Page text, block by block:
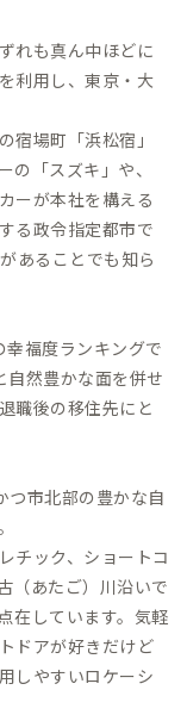
れも真ん中ほどに
利用し、東京・大
宿場町「浜松宿」
の「スズキ」や、
ーが本社を構える
る政令指定都市で
あることでも知ら
福度ランキングで
自然豊かな面を併せ
職後の移住先にと
つ市北部の豊かな自
チック、ショートコ
（あたご）川沿いで
在しています。気軽
ドアが好きだけど
しやすいロケーシ